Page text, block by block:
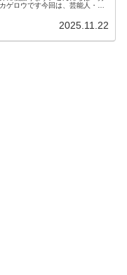
ゲロウです今回は、芸能人・有
2025.11.22